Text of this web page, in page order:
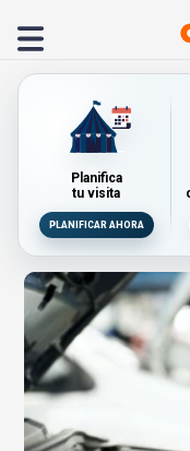
Planifica
tu visita
PLANIFICAR AHORA